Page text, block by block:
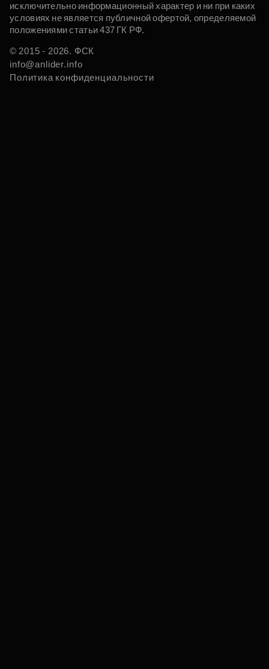
исключительно информационный характер и ни при каких
условиях не является публичной офертой, определяемой
положениями статьи 437 ГК РФ.
© 2015 - 2026. ФСК
info@anlider.info
Политика конфиденциальности